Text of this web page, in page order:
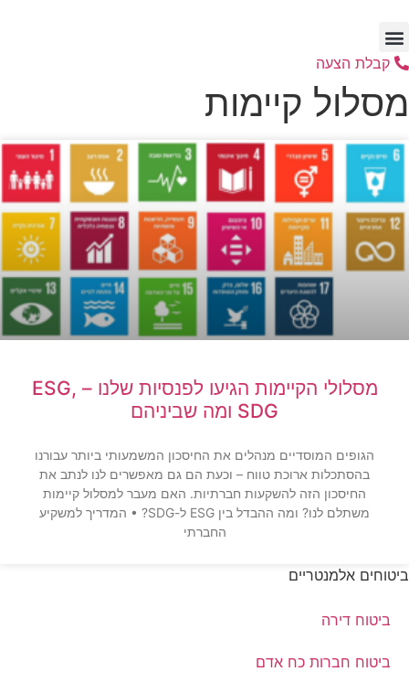
לתוכן
קבלת הצעה
מסלול קיימות
מסלולי הקיימות הגיעו לפנסיות שלנו – ESG,
SDG ומה שביניהם
הגופים המוסדיים מנהלים את החיסכון המשמעותי ביותר עבורנו
בהסתכלות ארוכת טווח – וכעת הם גם מאפשרים לנו לנתב את
החיסכון הזה להשקעות חברתיות. האם מעבר למסלול קיימות
משתלם לנו? ומה ההבדל בין ESG ל-SDG? • המדריך למשקיע
החברתי
ביטוחים אלמנטריים
ביטוח דירה
ביטוח חברות כח אדם